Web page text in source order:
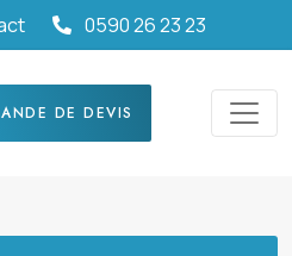
0590 26 23 23
DE DEVIS